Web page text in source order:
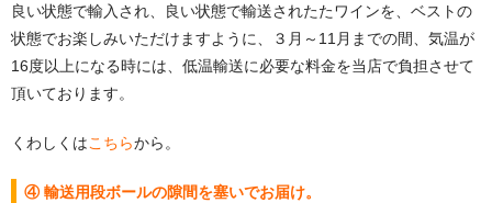
良い状態で輸入され、良い状態で輸送されたたワインを、ベストの
状態でお楽しみいただけますように、３月～11月までの間、気温が
16度以上になる時には、低温輸送に必要な料金を当店で負担させて
頂いております。
くわしくはこちらから。
④ 輸送用段ボールの隙間を塞いでお届け。